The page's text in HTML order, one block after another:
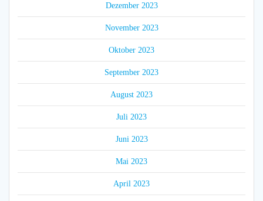
Dezember 2023
November 2023
Oktober 2023
September 2023
August 2023
Juli 2023
Juni 2023
Mai 2023
April 2023